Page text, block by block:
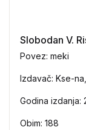
Slobodan V.
Povez: meki
Izdavač: Kse-
Godina izdanja:
Obim: 188